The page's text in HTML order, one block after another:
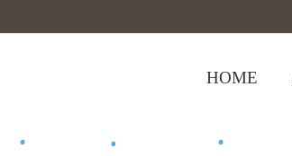
HOME
Shop>